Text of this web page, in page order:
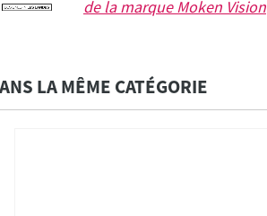
de la marqueMoken Vision
LA MÊME CATÉGORIE